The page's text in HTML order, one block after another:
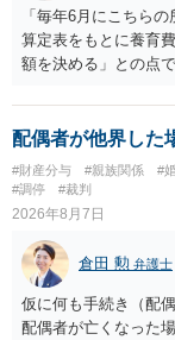
「毎年6月にこちら
算定表をもとに養育
額を決める」との点
来なかった事情の変
に勤務先」が含まれ
行く事になり、上記
来るかと思うのです
います。養育費は事
配偶者が他界した
#財産分与 #親族関係 #
#調停
#裁判
2026年8月7日
倉田 勲 弁護士
仮に何も手続き（配
配偶者が亡くなった